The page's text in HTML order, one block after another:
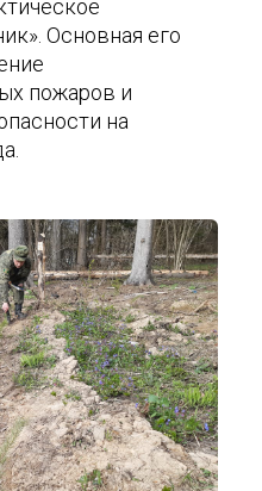
Основная его
пожаров и
на